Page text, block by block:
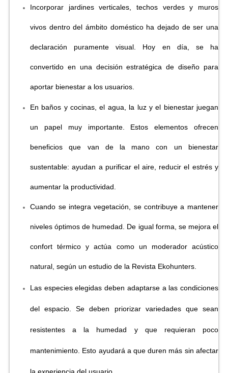
Incorporar jardines verticales, techos verdes y muros
vivos dentro del ámbito doméstico ha dejado de ser una
declaración puramente visual. Hoy en día, se ha
convertido en una decisión estratégica de diseño para
aportar bienestar a los usuarios.
En baños y cocinas, el agua, la luz y el bienestar juegan
un papel muy importante. Estos elementos ofrecen
beneficios que van de la mano con un bienestar
sustentable: ayudan a purificar el aire, reducir el estrés y
aumentar la productividad.
Cuando se integra vegetación, se contribuye a mantener
niveles óptimos de humedad. De igual forma, se mejora el
confort térmico y actúa como un moderador acústico
natural, según un estudio de la Revista Ekohunters.
Las especies elegidas deben adaptarse a las condiciones
del espacio. Se deben priorizar variedades que sean
resistentes a la humedad y que requieran poco
mantenimiento. Esto ayudará a que duren más sin afectar